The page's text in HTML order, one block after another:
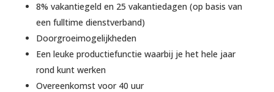
8% vakantiegeld en 25 vakantiedagen (op basis van
een fulltime dienstverband)
Doorgroeimogelijkheden
Een leuke productiefunctie waarbij je het hele jaar
rond kunt werken
Overeenkomst voor 40 uur